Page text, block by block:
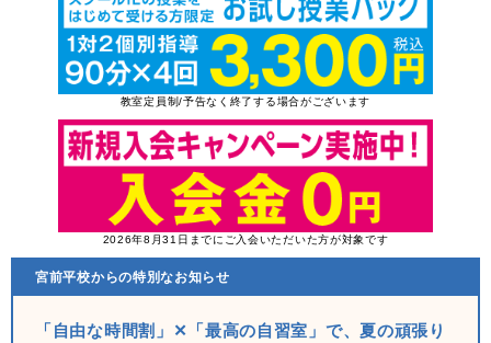
教室定員制/予告なく終了する場合がございます
2026年8月31日までにご入会いただいた方が対象です
宮前平校からの特別なお知らせ
「自由な時間割」✕「最高の自習室」で、夏の頑張り